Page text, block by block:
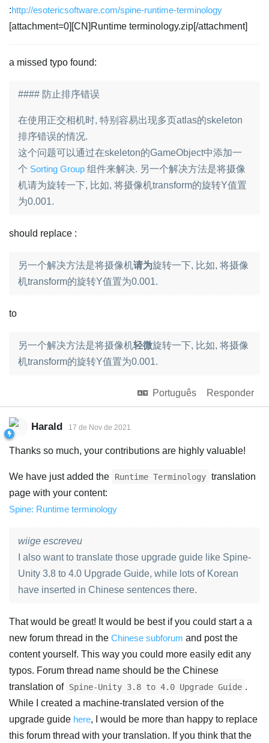
:http://esotericsoftware.com/spine-runtime-terminology
[attachment=0][CN]Runtime terminology.zip[/attachment]
a missed typo found:
#### 防止排序错误
在使用正交相机时, 特别容易出现多页atlas的skeleton
排序错误的情况.
这个问题可以通过在skeleton的GameObject中添加一
个 Sorting Group 组件来解决. 另一个解决方法是将摄像
机请为旋转一下, 比如, 将摄像机transform的旋转Y值置
为0.001.
should replace :
另一个解决方法是将摄像机请为旋转一下, 比如, 将摄像
机transform的旋转Y值置为0.001.
to
另一个解决方法是将摄像机轻微旋转一下, 比如, 将摄像
机transform的旋转Y值置为0.001.
Português Responder
Harald 17 de Nov de 2021
Thanks so much, your contributions are highly valuable!
We have just added the Runtime Terminology translation
page with your content:
Spine: Runtime terminology
wiige escreveu
I also want to translate those upgrade guide like Spine-
Unity 3.8 to 4.0 Upgrade Guide, while lots of Korean
have inserted in Chinese sentences there.
That would be great! It would be best if you could start a a
new forum thread in the Chinese subforum and post the
content yourself. This way you could more easily edit any
typos. Forum thread name should be the Chinese
translation of Spine-Unity 3.8 to 4.0 Upgrade Guide .
While I created a machine-translated version of the
upgrade guide here, I would be more than happy to replace
this forum thread with your translation. If you think that the